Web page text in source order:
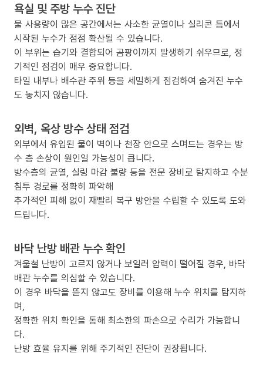
욕실 및 주방 누수 진단
물 사용량이 많은 공간에서는 사소한 균열이나 실리콘 틈에서
시작된 누수가 점점 확산될 수 있습니다.
이 부위는 습기와 결합되어 곰팡이까지 발생하기 쉬우므로, 정
기적인 점검이 매우 중요합니다.
타일 내부나 배수관 주위 등을 세밀하게 점검하여 숨겨진 누수
도 놓치지 않습니다.
외벽, 옥상 방수 상태 점검
외부에서 유입된 물이 벽이나 천장 안으로 스며드는 경우는 방
수 층 손상이 원인일 가능성이 큽니다.
방수층의 균열, 실링 마감 불량 등을 전문 장비로 탐지하고 수분
침투 경로를 정확히 파악해
추가적인 피해 없이 재빨리 복구 방안을 수립할 수 있도록 도와
드립니다.
바닥 난방 배관 누수 확인
겨울철 난방이 고르지 않거나 보일러 압력이 떨어질 경우, 바닥
배관 누수를 의심할 수 있습니다.
이 경우 바닥을 뜯지 않고도 장비를 이용해 누수 위치를 탐지하
며,
정확한 위치 확인을 통해 최소한의 파손으로 수리가 가능합니
다.
난방 효율 유지를 위해 주기적인 진단이 권장됩니다.